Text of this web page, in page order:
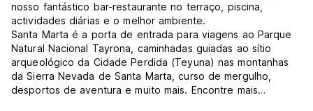
nosso fantástico bar-restaurante no terraço, piscina,
actividades diárias e o melhor ambiente.
Santa Marta é a porta de entrada para viagens ao Parque
Natural Nacional Tayrona, caminhadas guiadas ao sítio
arqueológico da Cidade Perdida (Teyuna) nas montanhas
da Sierra Nevada de Santa Marta, curso de mergulho,
desportos de aventura e muito mais. Encontre mais